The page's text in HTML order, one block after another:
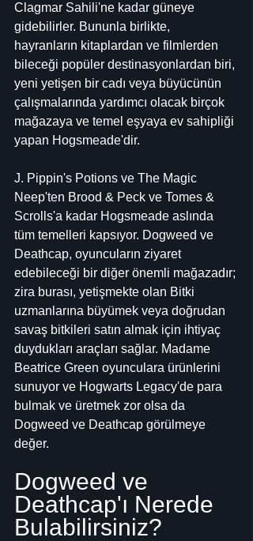
Clagmar Sahili'ne kadar güneye
gidebilirler. Bununla birlikte,
hayranların kitaplardan ve filmlerden
bileceği popüler destinasyonlardan biri,
yeni yetişen bir cadı veya büyücünün
çalışmalarında yardımcı olacak birçok
mağazaya ve temel eşyaya ev sahipliği
yapan Hogsmeade'dir.
J. Pippin's Potions ve The Magic
Neep'ten Brood & Peck ve Tomes &
Scrolls'a kadar Hogsmeade aslında
tüm temelleri kapsıyor. Dogweed ve
Deathcap, oyuncuların ziyaret
edebileceği bir diğer önemli mağazadır;
zira burası, yetişmekte olan Bitki
uzmanlarına büyümek veya doğrudan
savaş bitkileri satın almak için ihtiyaç
duydukları araçları sağlar. Madame
Beatrice Green oyunculara ürünlerini
sunuyor ve Hogwarts Legacy'de para
bulmak ve üretmek zor olsa da
Dogweed ve Deathcap görülmeye
değer.
Dogweed ve
Deathcap'ı Nerede
Bulabilirsiniz?